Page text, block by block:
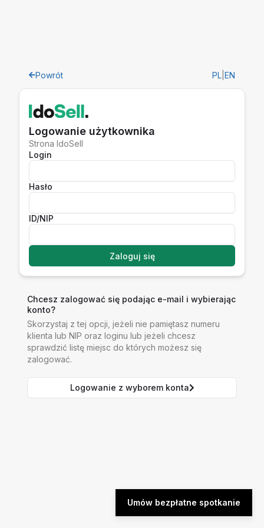
Powrót PL EN
Logowanie użytkownika
Strona IdoSell
Login
Hasło
ID/NIP
Zaloguj się
Chcesz zalogować się podając e-mail i wybierając
konto?
Skorzystaj z tej opcji, jeżeli nie pamiętasz numeru
klienta lub NIP oraz loginu lub jeżeli chcesz
sprawdzić listę miejsc do których możesz się
zalogować.
Logowanie z wyborem konta
Umów bezpłatne spotkanie